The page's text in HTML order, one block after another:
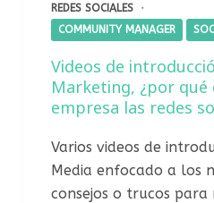
REDES SOCIALES
COMMUNITY MANAGER
Videos de
Marketing, ¿por
empresa las redes
Varios videos de
Media enfocado a los
consejos o trucos para